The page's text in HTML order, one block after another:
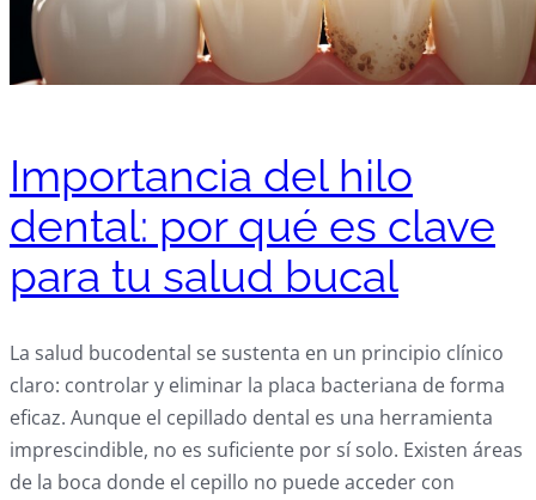
Importancia del hilo
dental: por qué es clave
para tu salud bucal
La salud bucodental se sustenta en un principio clínico
claro: controlar y eliminar la placa bacteriana de forma
eficaz. Aunque el cepillado dental es una herramienta
imprescindible, no es suficiente por sí solo. Existen áreas
de la boca donde el cepillo no puede acceder con